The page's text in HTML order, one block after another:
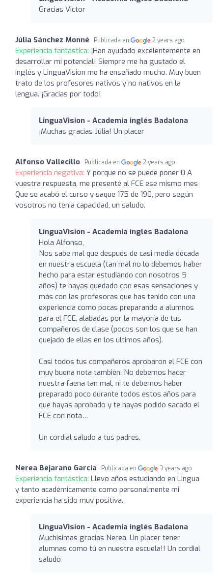
Gracias Victor
Júlia Sánchez Monné Publicada en 2 years ago
Experiencia fantástica: ¡Han ayudado excelentemente en
desarrollar mi potencial! Siempre me ha gustado el
inglés y LinguaVision me ha enseñado mucho. Muy buen
trato de los profesores nativos y no nativos en la
lengua. ¡Gracias por todo!
LinguaVision - Academia inglés Badalona
¡Muchas gracias Júlia! Un placer
Alfonso Vallecillo Publicada en 2 years ago
Experiencia negativa: Y porque no se puede poner 0 A
vuestra respuesta, me presenté al FCE ese mismo mes
Que se acabó el curso y saque 175 de 190, pero según
vosotros no tenia capacidad, un saludo.
LinguaVision - Academia inglés Badalona
Hola Alfonso,
Nos sabe mal que después de casi media década
en nuestra escuela (tan mal no lo debemos haber
hecho para estar estudiando con nosotros 5
años) te hayas quedado con esas sensaciones y
más con las profesoras que has tenido con una
experiencia como pocas preparando a alumnos
para el FCE, alabadas por la mayoría de tus
compañeros de clase (pocos son los que se han
quejado de ellas en los últimos años).
Casi todos tus compañeros aprobaron el FCE con
muy buena nota también. No debemos hacer
nuestra faena tan mal, ni te debemos haber
preparado poco durante todos estos años para
que hayas aprobado y te hayas podido sacado el
FCE con nota…
Un cordial saludo a tus padres.
Nerea Bejarano Garcia Publicada en 3 years ago
Experiencia fantástica: Llevo años estudiando en Lingua
y tanto académicamente como personalmente mi
experiencia ha sido muy positiva.
LinguaVision - Academia inglés Badalona
Muchisimas gracias Nerea. Un placer tener
alumnas como tú en nuestra escuela!! Un cordial
saludo